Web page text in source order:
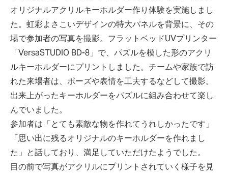
オリジナルアクリルキーホルダー作り体験を実施しまし
た。虹彩よさこいデザインの特大パネルを背景に、その
場で参加者の写真を撮影。フラットベッドUVプリンター
「VersaSTUDIO BD-8」で、パズルを模した形のアクリ
ルキーホルダーにプリントしました。チームや家族で訪
れた来場者は、ポーズや表情を工夫するなどして撮影。
出来上がったキーホルダーをパズルに組み合わせて楽し
んでいました。
参加者は「とても素敵な物を作れてうれしかったです」
「思い出に残るオリジナルのキーホルダーを作れまし
た」と話しており、満足していただけたようでした。
目の前で写真がアクリルにプリントされていく様子を見